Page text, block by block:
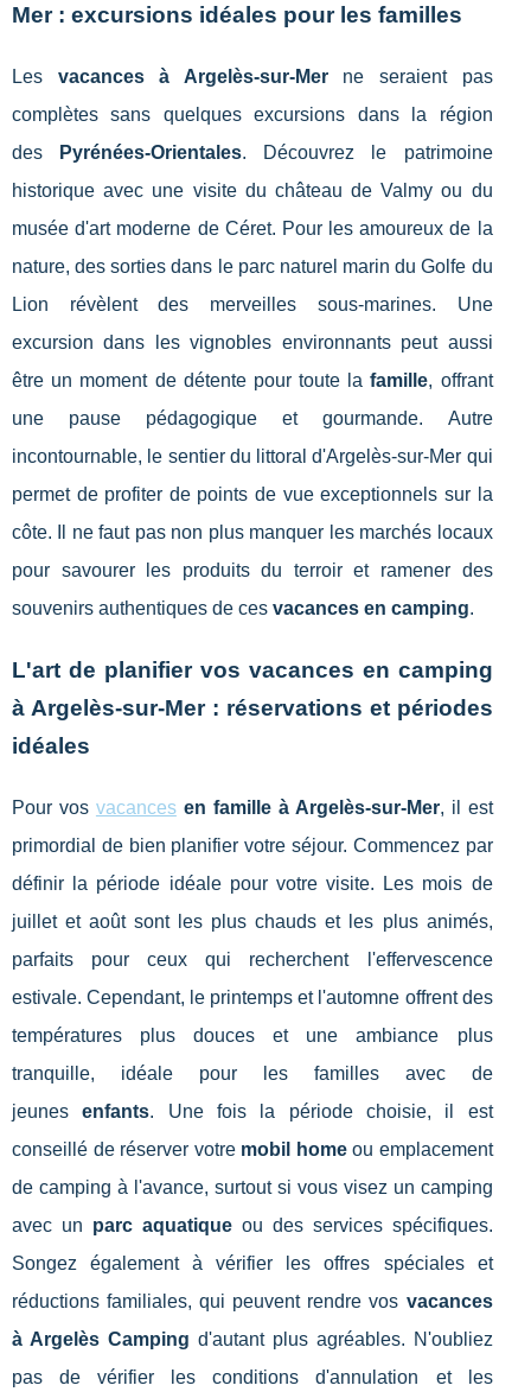
Mer : excursions idéales pour les familles
Les vacances à Argelès-sur-Merne seraient pas
complètes sans quelques excursions dans la région
des
Pyrénées-Orientales. Découvrez le patrimoine
historique avec une visite du château de Valmy ou du
musée d'art moderne de Céret. Pour les amoureux de la
nature, des sorties dans le parc naturel marin du Golfe du
Lion révèlent des merveilles sous-marines. Une
excursion dans les vignobles environnants peut aussi
être un moment de détente pour toute lafamille, offrant
une pause pédagogique et gourmande. Autre
incontournable, le sentier du littoral d'Argelès-sur-Mer qui
permet de profiter de points de vue exceptionnels sur la
côte. Il ne faut pas non plus manquer les marchés locaux
pour savourer les produits du terroir et ramener des
souvenirs authentiques de ces vacances en camping.
L'art de planifier vos vacances en camping
à Argelès-sur-Mer : réservations et périodes
idéales
Pour vos vacancesen famille à Argelès-sur-Mer, il est
primordial de bien planifier votre séjour. Commencez par
définir la période idéale pour votre visite. Les mois de
juillet et août sont les plus chauds et les plus animés,
parfaits pour ceux qui recherchent l'effervescence
estivale. Cependant, le printemps et l'automne offrent des
températures plus douces et une ambiance plus
tranquille, idéale pour les familles avec de
jeunesenfants. Une fois la période choisie, il est
conseillé de réserver votre mobil homeou emplacement
de camping à l'avance, surtout si vous visez un camping
avec un parc aquatiqueou des services spécifiques.
Songez également à vérifier les offres spéciales et
réductions familiales, qui peuvent rendre vos vacances
à Argelès Camping d'autant plus agréables. N'oubliez
pas de vérifier les conditions d'annulation et les